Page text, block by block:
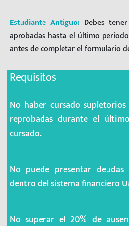
Estudiante Antiguo:Debes
aprobadas hasta el último
antes de completar el formulario
Requisitos
No haber cursado
reprobadas durante el
cursado.
No puede presentar
dentro del sistema financiero
No superar el 20% de